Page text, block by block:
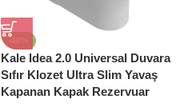
-40%
Kale Idea 2.0 Universal Duvara
Sıfır Klozet Ultra Slim Yavaş
Kapanan Kapak Rezervuar